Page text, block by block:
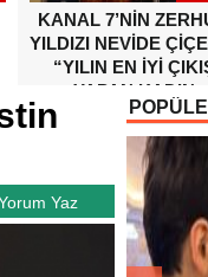
KANAL 7’NİN
YILDIZI NEVİDE
“YILIN EN İYİ
YAPAN KADIN
OYUNCUSU”
Yaz